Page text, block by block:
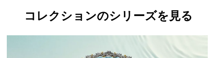
コレクションのシリーズを見る